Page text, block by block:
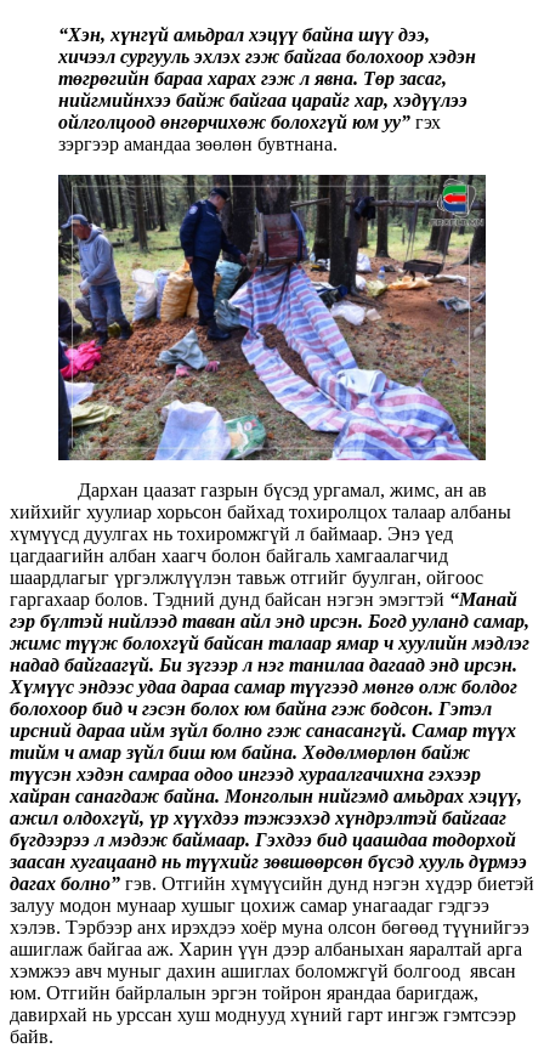
“Хэн, хүнгүй амьдрал хэцүү байна шүү дээ,
хичээл сургууль эхлэх гэж байгаа болохоор хэдэн
төгрөгийн бараа харах гэж л явна. Төр засаг,
нийгмийнхээ байж байгаа царайг хар, хэдүүлээ
ойлголцоод өнгөрчихөж болохгүй юм уу” гэх
зэргээр амандаа зөөлөн бувтнана.
Дархан цаазат газрын бүсэд ургамал, жимс, ан ав
хийхийг хуулиар хорьсон байхад тохиролцох талаар албаны
хүмүүсд дуулгах нь тохиромжгүй л баймаар. Энэ үед
цагдаагийн албан хаагч болон байгаль хамгаалагчид
шаардлагыг үргэлжлүүлэн тавьж отгийг буулган, ойгоос
гаргахаар болов. Тэдний дунд байсан нэгэн эмэгтэй “Манай
гэр бүлтэй нийлээд таван айл энд ирсэн. Богд ууланд самар,
жимс түүж болохгүй байсан талаар ямар ч хуулийн мэдлэг
надад байгаагүй. Би зүгээр л нэг танилаа дагаад энд ирсэн.
Хүмүүс эндээс удаа дараа самар түүгээд мөнгө олж болдог
болохоор бид ч гэсэн болох юм байна гэж бодсон. Гэтэл
ирсний дараа ийм зүйл болно гэж санасангүй. Самар түүх
тийм ч амар зүйл биш юм байна. Хөдөлмөрлөн байж
түүсэн хэдэн самраа одоо ингээд хураалгачихна гэхээр
хайран санагдаж байна. Монголын нийгэмд амьдрах хэцүү,
ажил олдохгүй, үр хүүхдээ тэжээхэд хүндрэлтэй байгааг
бүгдээрээ л мэдэж баймаар. Гэхдээ бид цаашдаа тодорхой
заасан хугацаанд нь түүхийг зөвшөөрсөн бүсэд хууль дүрмээ
дагах болно” гэв. Отгийн хүмүүсийн дунд нэгэн хүдэр биетэй
залуу модон мунаар хушыг цохиж самар унагаадаг гэдгээ
хэлэв. Тэрбээр анх ирэхдээ хоёр муна олсон бөгөөд түүнийгээ
ашиглаж байгаа аж. Харин үүн дээр албаныхан яаралтай арга
хэмжээ авч муныг дахин ашиглах боломжгүй болгоод явсан
юм. Отгийн байрлалын эргэн тойрон ярандаа баригдаж,
давирхай нь урссан хуш моднууд хүний гарт ингэж гэмтсээр
байв.